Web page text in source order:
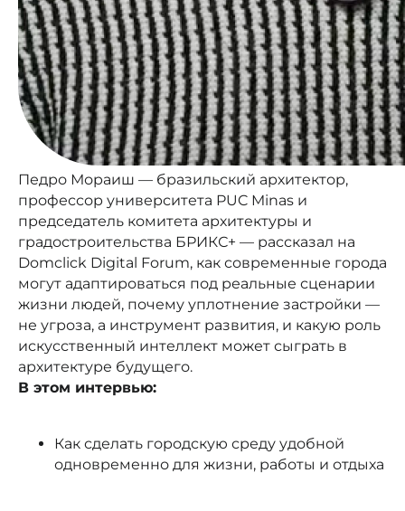
Педро Мораиш — бразильский архитектор,
профессор университета PUC Minas и
председатель комитета архитектуры и
градостроительства БРИКС+ — рассказал на
Domclick Digital Forum, как современные города
могут адаптироваться под реальные сценарии
жизни людей, почему уплотнение застройки —
не угроза, а инструмент развития, и какую роль
искусственный интеллект может сыграть в
архитектуре будущего.
В этом интервью:
Как сделать городскую среду удобной
одновременно для жизни, работы и отдыха